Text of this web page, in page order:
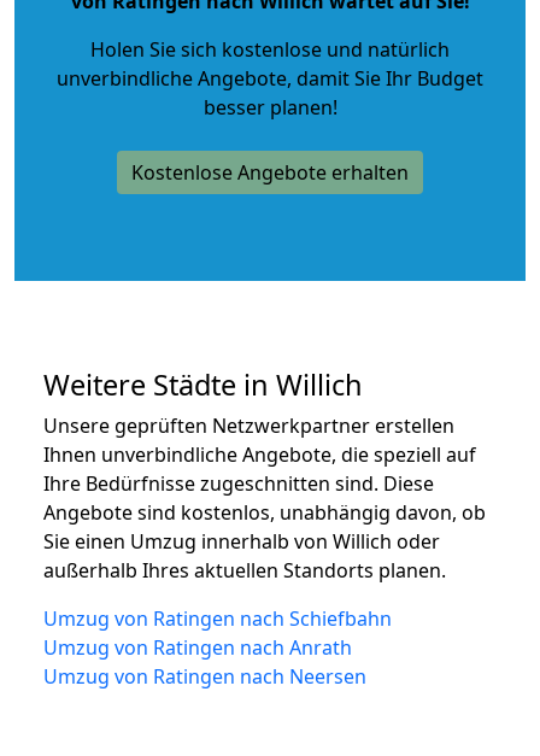
Holen Sie sich kostenlose und natürlich
unverbindliche Angebote, damit Sie Ihr Budget
besser planen!
Kostenlose Angebote erhalten
Weitere Städte in Willich
Unsere geprüften Netzwerkpartner erstellen
Ihnen unverbindliche Angebote, die speziell auf
Ihre Bedürfnisse zugeschnitten sind. Diese
Angebote sind kostenlos, unabhängig davon, ob
Sie einen Umzug innerhalb von Willich oder
außerhalb Ihres aktuellen Standorts planen.
Umzug von Ratingen nach Schiefbahn
Umzug von Ratingen nach Anrath
Umzug von Ratingen nach Neersen